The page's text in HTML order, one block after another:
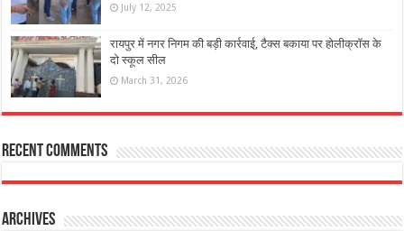
July 12, 2025
रायपुर में नगर निगम की बड़ी कार्रवाई, टैक्स बकाया पर होलीक्रॉस के
दो स्कूल सील
March 31, 2026
Recent Comments
Archives